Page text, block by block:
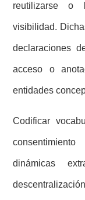
reutilizarse o
visibilidad.
declaraciones
acceso o
entidades
Codificar
dinámicas